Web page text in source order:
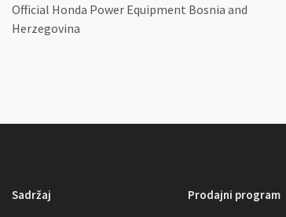
Official Honda Power Equipment Bosnia and
Herzegovina
Sadržaj Prodajni program